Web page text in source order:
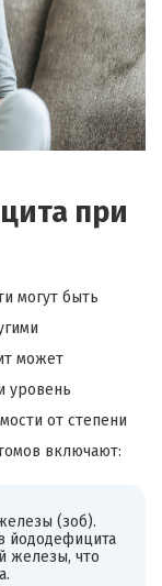
при
могут быть
может
уровень
от степени
включают:
(зоб).
йододефицита
железы, что